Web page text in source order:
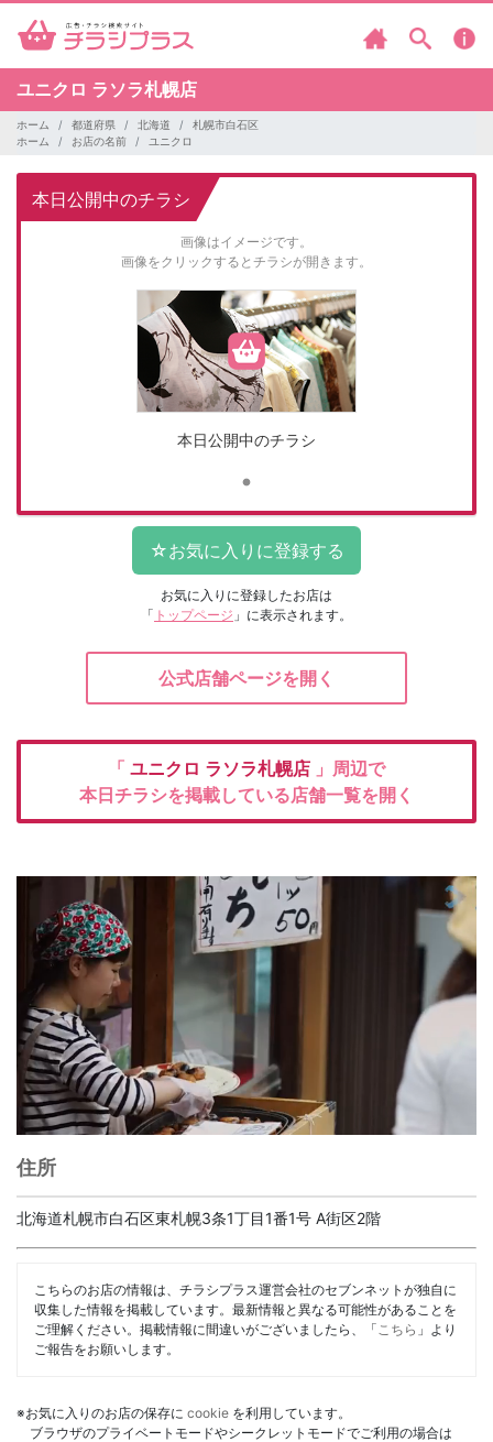
ユニクロ ラソラ札幌店
ホーム 都道府県 北海道
札幌市白石区
ホーム
お店の名前 ユニクロ
本日公開中のチラシ
画像はイメージです。
画像をクリックするとチラシが開きます。
本日公開中のチラシ
お気に入りに登録したお店は
「 トップページ 」に表示されます。
公式店舗ページを開く
「 ユニクロ ラソラ札幌店 」周辺で
本日チラシを掲載している店舗一覧を開く
住所
北海道札幌市白石区東札幌3条1丁目1番1号 A街区2階
こちらのお店の情報は、チラシプラス運営会社のセブンネットが独自に
収集した情報を掲載しています。最新情報と異なる可能性があることを
ご理解ください。掲載情報に間違いがございましたら、「 こちら 」より
ご報告をお願いします。
※お気に入りのお店の保存に cookie を利用しています。
ブラウザのプライベートモードやシークレットモードでご利用の場合は